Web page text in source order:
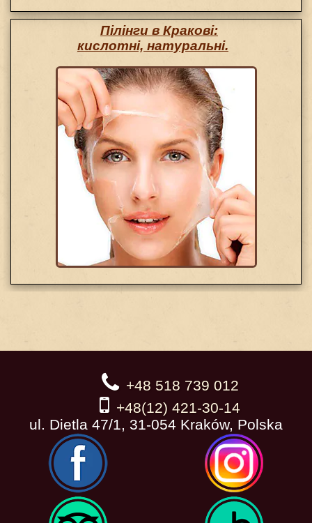
Пілінги в Кракові:
кислотні, натуральні.
+48 518 739 012
+48(12) 421-30-14
ul. Dietla 47/1, 31-054 Kraków, Polska